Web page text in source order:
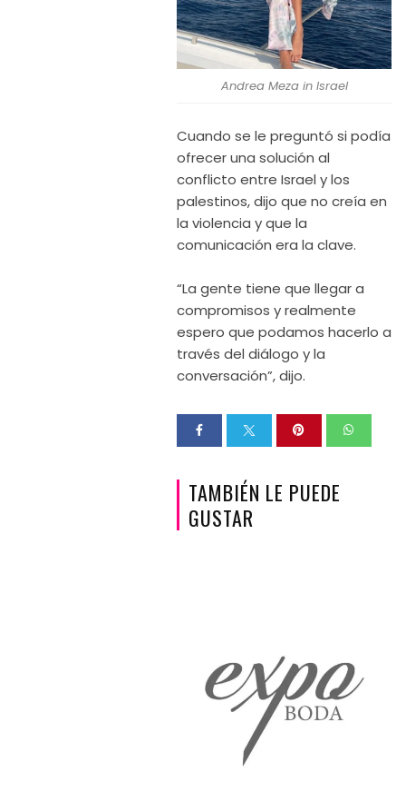
Andrea Meza in Israel
Cuando se le preguntó si podía
ofrecer una solución al
conflicto entre Israel y los
palestinos, dijo que no creía en
la violencia y que la
comunicación era la clave.
“La gente tiene que llegar a
compromisos y realmente
espero que podamos hacerlo a
través del diálogo y la
conversación”, dijo.
TAMBIÉN LE PUEDE
GUSTAR